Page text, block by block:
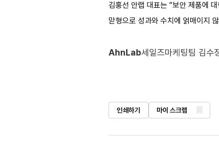
김홍선 안랩 대표는 “보안 제품에
맏형으로 성과와 수치에 얽매이지
AhnLab세일즈마케팅팀 김수
인쇄하기 마이 스크랩